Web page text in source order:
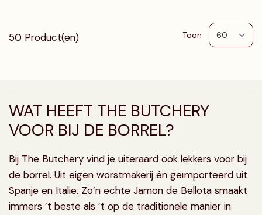
50 Product(en) Toon
WAT HEEFT THE BUTCHERY
VOOR BIJ DE BORREL?
Bij The Butchery vind je uiteraard ook lekkers voor bij
de borrel. Uit eigen worstmakerij én geïmporteerd uit
Spanje en Italie. Zo’n echte Jamon de Bellota smaakt
immers ’t beste als ’t op de traditionele manier in